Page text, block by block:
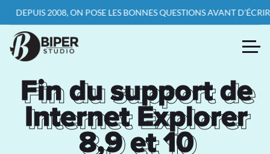
2008, ON POSE LES BONNES QUESTIONS AVANT D’ÉCRIRE LA
Fin du support de
Internet Explorer
8,9 et 10
Fin du support de
Internet Explorer
8,9 et 10